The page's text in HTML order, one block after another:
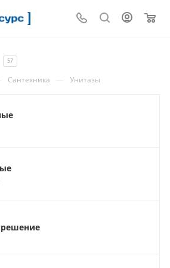
57
Сантехника — Унитазы
решение